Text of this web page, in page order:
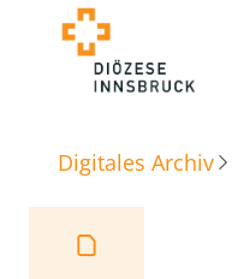
Digitales Archiv